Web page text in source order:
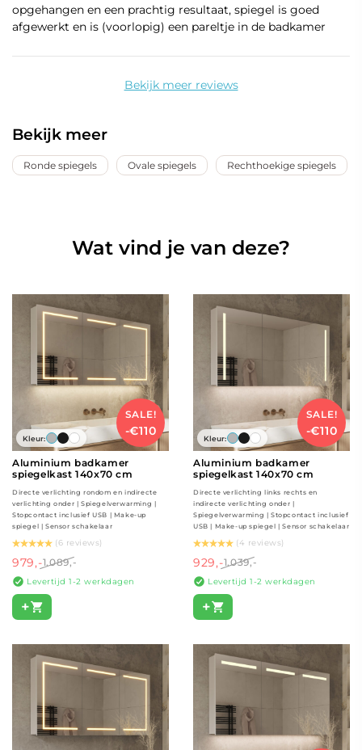
opgehangen en een prachtig resultaat, spiegel is goed
afgewerkt en is (voorlopig) een pareltje in de badkamer
Bekijk meer reviews
Bekijk meer
Ronde spiegels Ovale spiegels Rechthoekige spiegels
Wat vind je van deze?
SALE!
-€110
Kleur:
Aluminium badkamer
spiegelkast 140x70 cm
Directe verlichting rondom en indirecte
verlichting onder | Spiegelverwarming |
Stopcontact inclusief USB | Make-up
spiegel | Sensor schakelaar
(6 reviews)
979,-1.089,-
Levertijd 1-2 werkdagen
+
SALE!
-€110
Kleur:
Aluminium badkamer
spiegelkast 140x70 cm
Directe verlichting links rechts en
indirecte verlichting onder |
Spiegelverwarming | Stopcontact inclusief
USB | Make-up spiegel | Sensor schakelaar
(4 reviews)
929,-1.039,-
Levertijd 1-2 werkdagen
+